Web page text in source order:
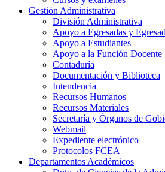
Gestión Administrativa
División Administrativa
Apoyo a Egresadas y
Apoyo a Estudiantes
Apoyo a la Función Docente
Contaduría
Documentación y Biblioteca
Intendencia
Recursos Humanos
Recursos Materiales
Secretaría y Órganos de
Webmail
Expediente electrónico
Protocolos FCEA
Departamentos Académicos